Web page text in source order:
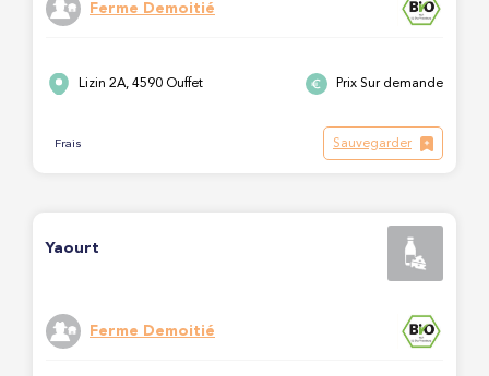
Ferme Demoitié
Lizin 2A, 4590 Ouffet Prix Sur demande
Frais Sauvegarder
Yaourt
Ferme Demoitié